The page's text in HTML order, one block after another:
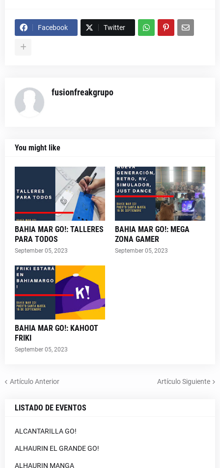
Facebook Twitter
fusionfreakgrupo
You might like
BAHIA MAR GO!: TALLERES
PARA TODOS
September 05, 2023
BAHIA MAR GO!: MEGA
ZONA GAMER
September 05, 2023
BAHIA MAR GO!: KAHOOT
FRIKI
September 05, 2023
Artículo Anterior Artículo Siguiente
LISTADO DE EVENTOS
ALCANTARILLA GO!
ALHAURIN EL GRANDE GO!
ALHAURIN MANGA